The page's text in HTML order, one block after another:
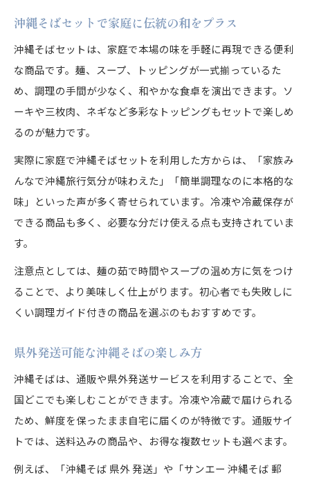
沖縄そばセットで家庭に伝統の和をプラス
沖縄そばセットは、家庭で本場の味を手軽に再現できる便利
な商品です。麺、スープ、トッピングが一式揃っているた
め、調理の手間が少なく、和やかな食卓を演出できます。ソ
ーキや三枚肉、ネギなど多彩なトッピングもセットで楽しめ
るのが魅力です。
実際に家庭で沖縄そばセットを利用した方からは、「家族み
んなで沖縄旅行気分が味わえた」「簡単調理なのに本格的な
味」といった声が多く寄せられています。冷凍や冷蔵保存が
できる商品も多く、必要な分だけ使える点も支持されていま
す。
注意点としては、麺の茹で時間やスープの温め方に気をつけ
ることで、より美味しく仕上がります。初心者でも失敗しに
くい調理ガイド付きの商品を選ぶのもおすすめです。
県外発送可能な沖縄そばの楽しみ方
沖縄そばは、通販や県外発送サービスを利用することで、全
国どこでも楽しむことができます。冷凍や冷蔵で届けられる
ため、鮮度を保ったまま自宅に届くのが特徴です。通販サイ
トでは、送料込みの商品や、お得な複数セットも選べます。
例えば、「沖縄そば 県外 発送」や「サンエー 沖縄そば 郵